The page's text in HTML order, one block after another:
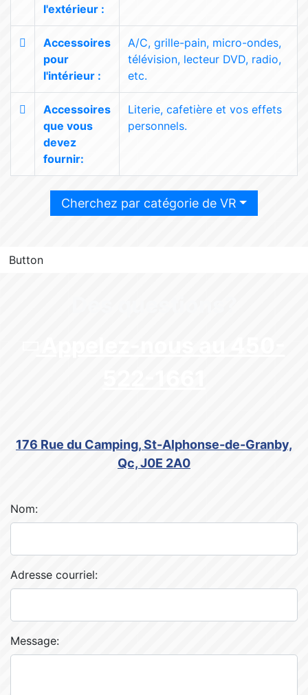
l'extérieur :
Accessoires
pour
l'intérieur :
A/C, grille-pain, micro-ondes,
télévision, lecteur DVD, radio,
etc.
Accessoires
que vous
devez
fournir:
Literie, cafetière et vos effets
personnels.
Cherchez par catégorie de VR
Button
176 Rue du Camping, St-Alphonse-de-Granby,
Qc, J0E 2A0
Nom:
Adresse courriel:
Message: